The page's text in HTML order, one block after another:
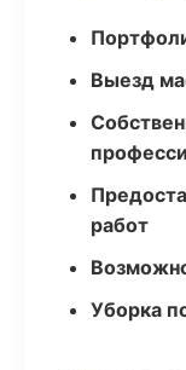
Выезд
работ
Уборка